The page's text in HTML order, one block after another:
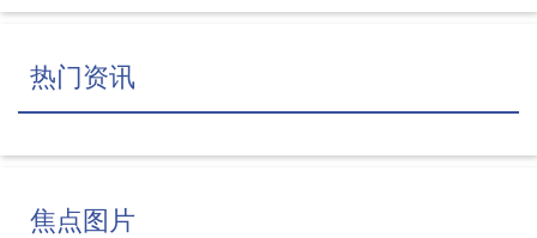
热门资讯
焦点图片